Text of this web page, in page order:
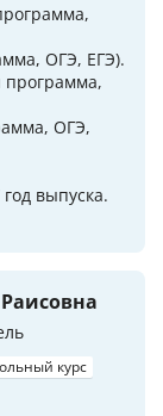
ОГЭ, ЕГЭ).
ОГЭ,
выпуска.
курс